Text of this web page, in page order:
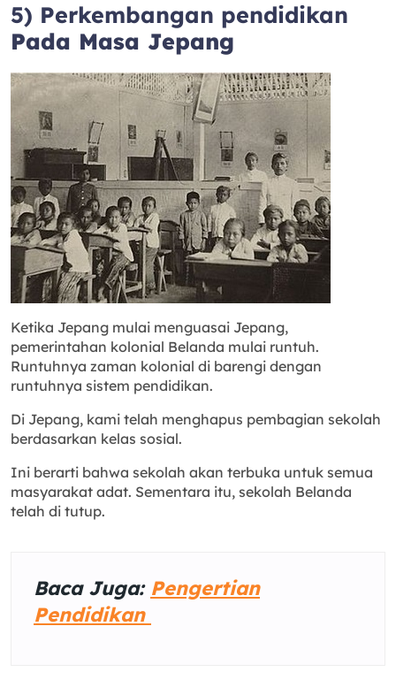
5) Perkembangan pendidikan
Pada Masa Jepang
Ketika Jepang mulai menguasai Jepang,
pemerintahan kolonial Belanda mulai runtuh.
Runtuhnya zaman kolonial di barengi dengan
runtuhnya sistem pendidikan.
Di Jepang, kami telah menghapus pembagian sekolah
berdasarkan kelas sosial.
Ini berarti bahwa sekolah akan terbuka untuk semua
masyarakat adat. Sementara itu, sekolah Belanda
telah di tutup.
Baca Juga: Pengertian
Pendidikan